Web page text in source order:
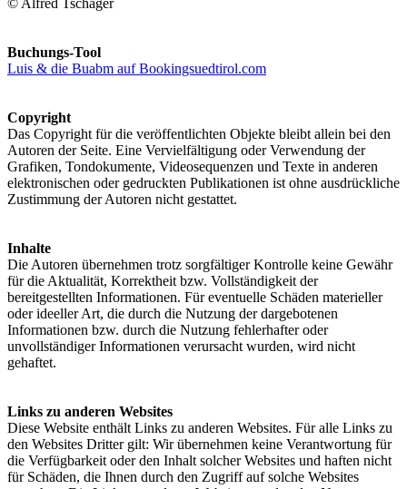
Buchungs-Tool
Luis & die Buabm auf Bookingsuedtirol.com
Copyright
Das Copyright für die veröffentlichten Objekte bleibt allein bei den
Autoren der Seite. Eine Vervielfältigung oder Verwendung der
Grafiken, Tondokumente, Videosequenzen und Texte in anderen
elektronischen oder gedruckten Publikationen ist ohne ausdrückliche
Zustimmung der Autoren nicht gestattet.
Inhalte
Die Autoren übernehmen trotz sorgfältiger Kontrolle keine Gewähr
für die Aktualität, Korrektheit bzw. Vollständigkeit der
bereitgestellten Informationen. Für eventuelle Schäden materieller
oder ideeller Art, die durch die Nutzung der dargebotenen
Informationen bzw. durch die Nutzung fehlerhafter oder
unvollständiger Informationen verursacht wurden, wird nicht
gehaftet.
Links zu anderen Websites
Diese Website enthält Links zu anderen Websites. Für alle Links zu
den Websites Dritter gilt: Wir übernehmen keine Verantwortung für
die Verfügbarkeit oder den Inhalt solcher Websites und haften nicht
für Schäden, die Ihnen durch den Zugriff auf solche Websites